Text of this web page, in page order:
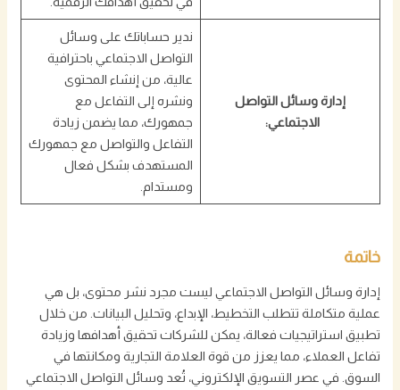
إدارة وسائل التواصل
الاجتماعي:
ندير حساباتك على وسائل
التواصل الاجتماعي باحترافية
عالية، من إنشاء المحتوى
ونشره إلى التفاعل مع
جمهورك، مما يضمن زيادة
التفاعل والتواصل مع جمهورك
المستهدف بشكل فعال
ومستدام.
خاتمة
إدارة وسائل التواصل الاجتماعي ليست مجرد نشر محتوى، بل هي
عملية متكاملة تتطلب التخطيط، الإبداع، وتحليل البيانات. من خلال
تطبيق استراتيجيات فعالة، يمكن للشركات تحقيق أهدافها وزيادة
تفاعل العملاء، مما يعزز من قوة العلامة التجارية ومكانتها في
السوق. في عصر التسويق الإلكتروني، تُعد وسائل التواصل الاجتماعي